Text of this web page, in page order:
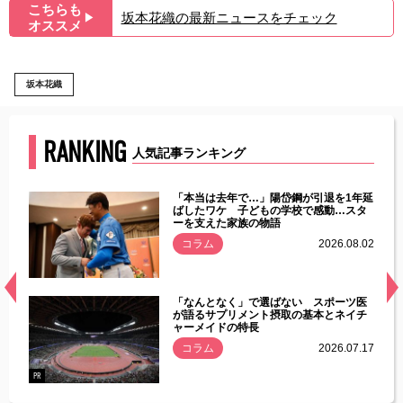
こちらも
オススメ ▶︎ 坂本花織の最新ニュースをチェック
坂本花織
RANKING 人気記事ランキング
常
「本当は去年で…」陽岱鋼が引退を1年延
ばしたワケ 子どもの学校で感動…スタ
ーを支えた家族の物語
コラム
2026.08.02
PR
「なんとなく」で選ばない スポーツ医
が語るサプリメント摂取の基本とネイチ
ャーメイドの特長
コラム
2026.07.17